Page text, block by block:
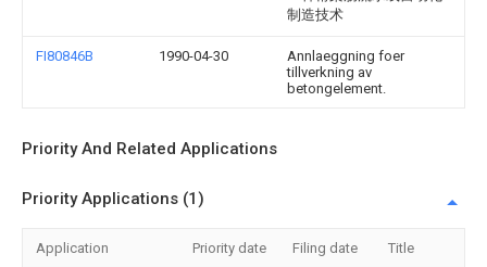
制造技术
FI80846B 1990-04-30
Annlaeggning foer
tillverkning av
betongelement.
Priority And Related Applications
Priority Applications (1)
Application Priority date Filing date Title